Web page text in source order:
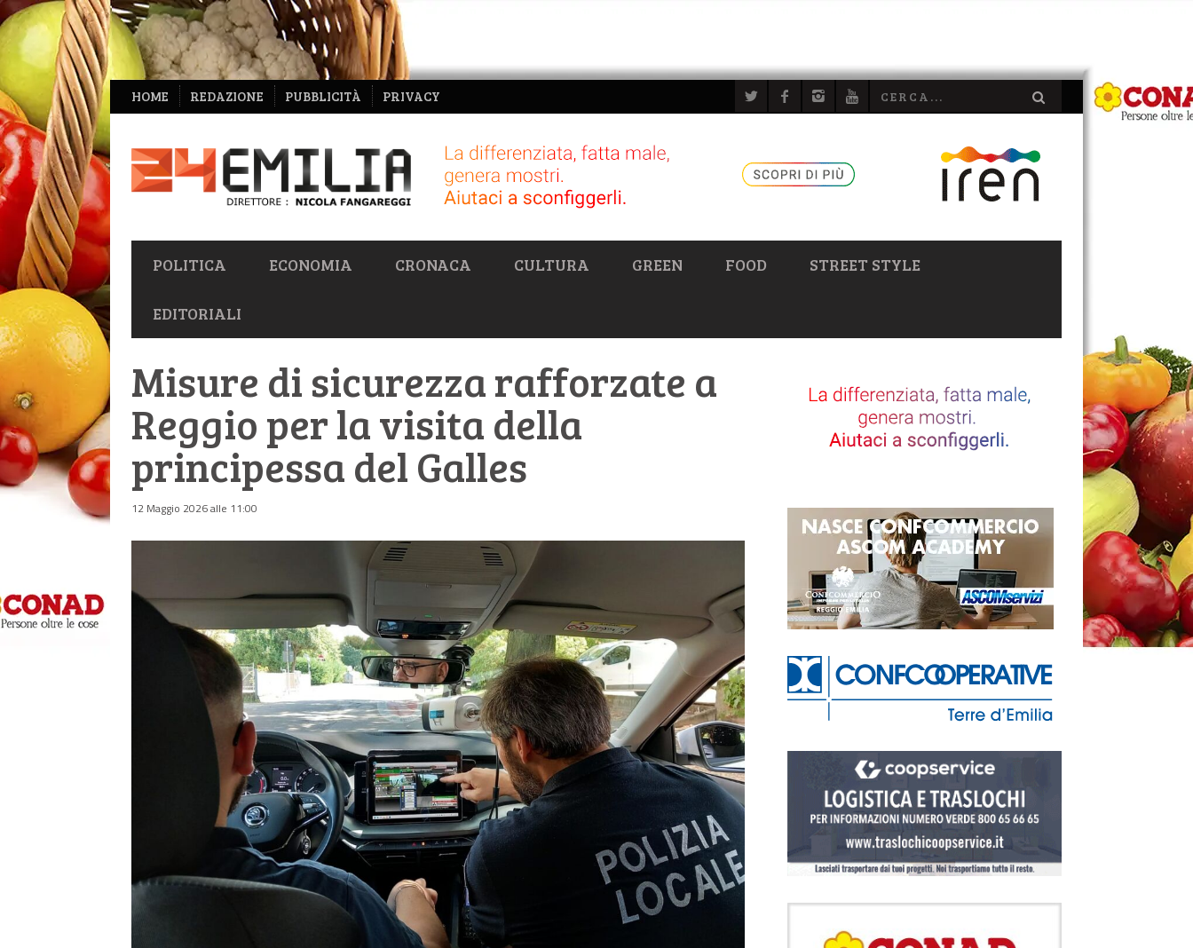
NAVIGAZIONE
SECONDARIA
HOME REDAZIONE PUBBLICITÀ PRIVACY
NAVIGAZIONE
PRIMARIA
POLITICA ECONOMIA CRONACA CULTURA GREEN FOOD STREET STYLE
EDITORIALI
Misure di sicurezza rafforzate a
Reggio per la visita della
principessa del Galles
12 Maggio 2026 alle 11:00